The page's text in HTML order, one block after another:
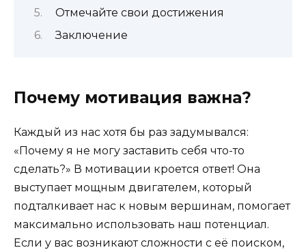
Отмечайте свои достижения
Заключение
Почему мотивация важна?
Каждый из нас хотя бы раз задумывался:
«Почему я не могу заставить себя что-то
сделать?» В мотивации кроется ответ! Она
выступает мощным двигателем, который
подталкивает нас к новым вершинам, помогает
макси­мально использовать наш потенциал.
Если у вас возникают сложности с её поиском,